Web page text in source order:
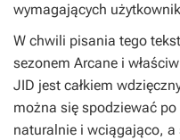
wymagających
W chwili pisania tego
sezonem Arcane i
JID jest całkiem
można się spodziewać
naturalnie i wciągająco, a